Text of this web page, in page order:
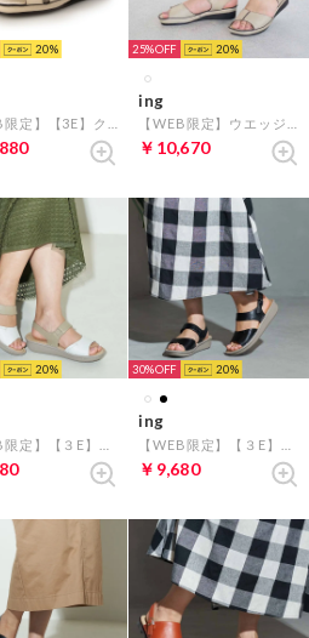
20 25% 20
ing
￥10,670
20 30% 20
ing
￥9,680